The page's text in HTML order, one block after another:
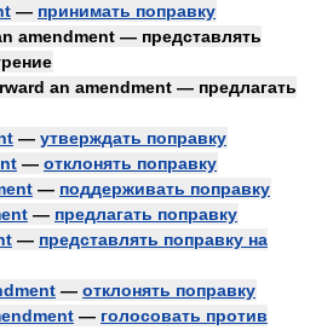
— принимать поправку
amendment — представлять
an amendment — предлагать
— утверждать поправку
— отклонять поправку
— поддерживать поправку
— предлагать поправку
— представлять поправку на
— отклонять поправку
— голосовать против